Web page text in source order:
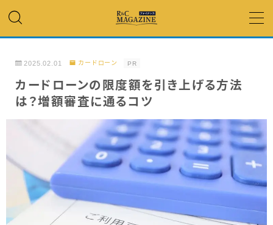
アコム・レイク・ プロミス
銀行カードローン
キャッシング
「低金利」 で借りたい
カードローンランキング
2025.02.01 カードローン PR
カードローンの限度額を引き上げる方法
は？増額審査に通るコツ